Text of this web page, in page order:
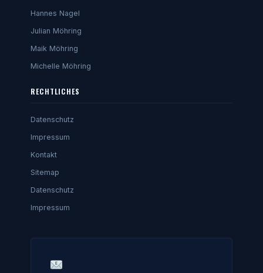
Hannes Nagel
Julian Möhring
Maik Möhring
Michelle Möhring
RECHTLICHES
Datenschutz
Impressum
Kontakt
Sitemap
Datenschutz
Impressum